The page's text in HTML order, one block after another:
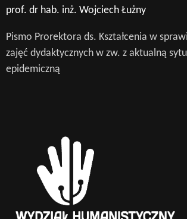
prof. dr hab. inż. Wojciech Łużny
Pismo Prorektora ds. Kształcenia w
zajęć dydaktycznych w zw. z aktualną
epidemiczną
Wyszukaj na stronie: